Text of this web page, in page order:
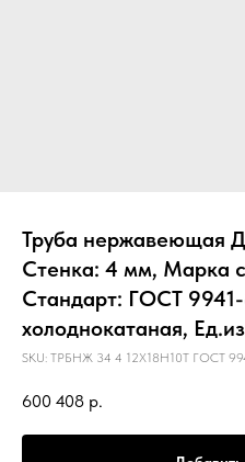
Труба нержавеющая
Стенка: 4 мм, Марка
Стандарт: ГОСТ
холоднокатаная,
SKU: ТРБНЖ 34 4 12Х18Н10Т ГОСТ
600 408 р.